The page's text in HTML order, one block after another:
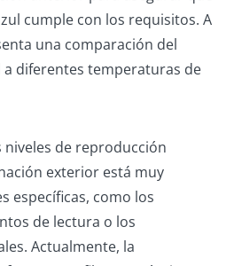
cumple con los requisitos. A
una comparación del
diferentes temperaturas de
niveles de reproducción
exterior está muy
específicas, como los
de lectura o los
Actualmente, la